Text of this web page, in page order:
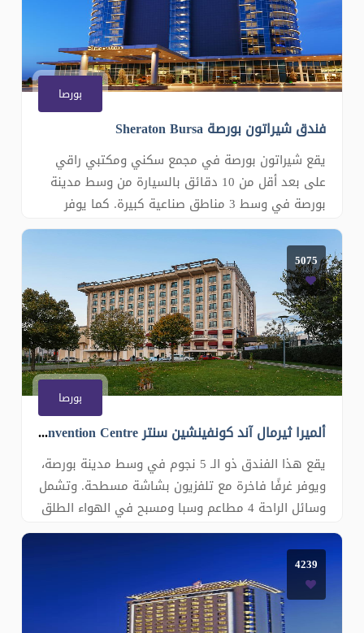
بورصا
فندق شيراتون بورصة Sheraton Bursa
يقع شيراتون بورصة في مجمع سكني ومكتبي راقي
على بعد أقل من 10 دقائق بالسيارة من وسط مدينة
بورصة في وسط 3 مناطق صناعية كبيرة. كما يوفر
شيراتون بورصة مرافق سبا مع مسبح داخلي وأماكن
إقامة عصرية واسعة، وتم اختياره كجائزة المفتاح
2016. وتتوفر خدمة إنترنت عالي السرعة في جمي
5075
بورصا
ألميرا ثيرمال آند كونفينشين سنتر Almira Thermal & Convention Centre
يقع هذا الفندق ذو الـ 5 نجوم في وسط مدينة بورصة،
ويوفر غرفًا فاخرة مع تلفزيون بشاشة مسطحة. وتشمل
وسائل الراحة 4 مطاعم وسبا ومسبح في الهواء الطلق
مع تراس مطل على المدينة. تم تزيين الغرف المكيفة
وأثاث خشبي أنيق. وتحتوي جميع الغرف على تلفزيون
مع قنوات الكابل وميني
4239